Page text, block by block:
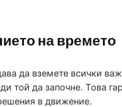
на времето
да вземете всички
той да започне. Това
в движение.